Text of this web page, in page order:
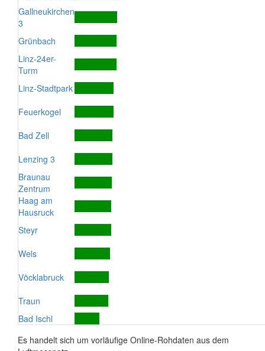
Gallneukirchen
3
Grünbach
Linz-24er-
Turm
Linz-Stadtpark
Feuerkogel
Bad Zell
Lenzing 3
Braunau
Zentrum
Haag am
Hausruck
Steyr
Wels
Vöcklabruck
Traun
Bad Ischl
Es handelt sich um vorläufige Online-Rohdaten aus dem